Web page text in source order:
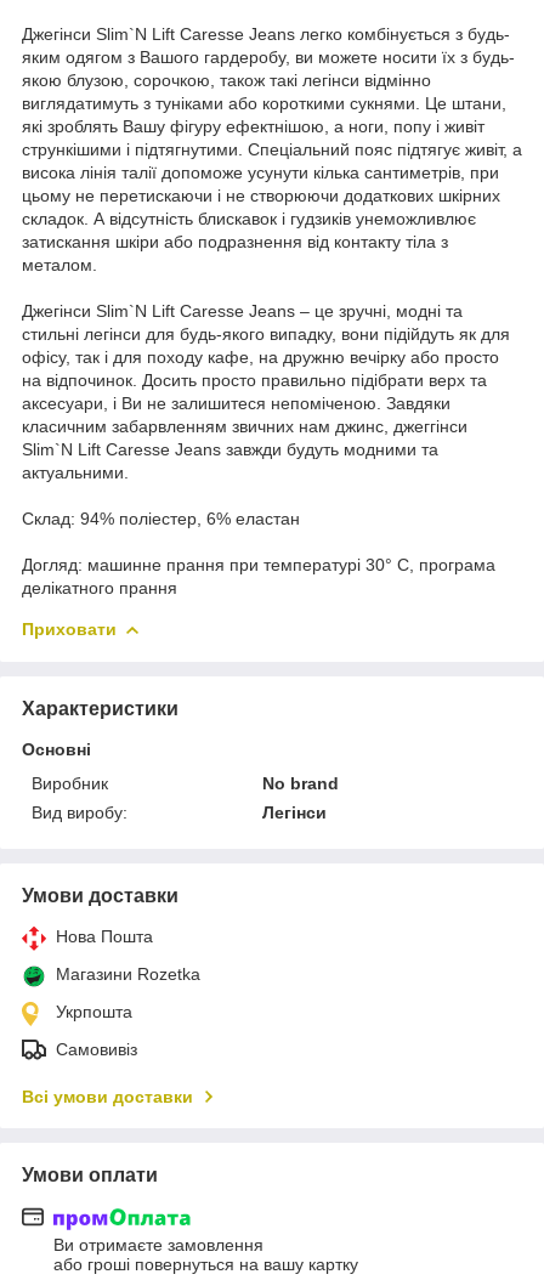
Джегінси Slim`N Lift Caresse Jeans легко комбінується з будь-
яким одягом з Вашого гардеробу, ви можете носити їх з будь-
якою блузою, сорочкою, також такі легінси відмінно
виглядатимуть з туніками або короткими сукнями. Це штани,
які зроблять Вашу фігуру ефектнішою, а ноги, попу і живіт
стрункішими і підтягнутими. Спеціальний пояс підтягує живіт, а
висока лінія талії допоможе усунути кілька сантиметрів, при
цьому не перетискаючи і не створюючи додаткових шкірних
складок. А відсутність блискавок і гудзиків унеможливлює
затискання шкіри або подразнення від контакту тіла з
металом.
Джегінси Slim`N Lift Caresse Jeans – це зручні, модні та
стильні легінси для будь-якого випадку, вони підійдуть як для
офісу, так і для походу кафе, на дружню вечірку або просто
на відпочинок. Досить просто правильно підібрати верх та
аксесуари, і Ви не залишитеся непоміченою. Завдяки
класичним забарвленням звичних нам джинс, джеггінси
Slim`N Lift Caresse Jeans завжди будуть модними та
актуальними.
Склад: 94% поліестер, 6% еластан
Догляд: машинне прання при температурі 30° C, програма
делікатного прання
Приховати
Характеристики
Основні
Виробник
No brand
Вид виробу:
Легінси
Умови доставки
Нова Пошта
Магазини Rozetka
Укрпошта
Самовивіз
Всі умови доставки
Умови оплати
Ви отримаєте замовлення
або гроші повернуться на вашу картку